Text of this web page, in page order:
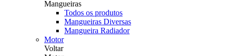
Mangueiras
Todos os produtos
Mangueiras Diversas
Mangueira Radiador
Motor
Voltar